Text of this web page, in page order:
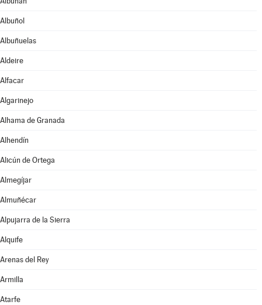
Albuñol
Albuñuelas
Aldeire
Alfacar
Algarinejo
Alhama de Granada
Alhendín
Alicún de Ortega
Almegíjar
Almuñécar
Alpujarra de la Sierra
Alquife
Arenas del Rey
Armilla
Atarfe